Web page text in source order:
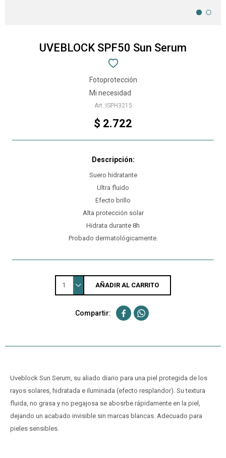
UVEBLOCK SPF50 Sun Serum
Fotoprotección
Mi necesidad
ISPH3215
$ 2.722
Suero hidratante
Ultra fluido
Efecto brillo
Alta protección solar
Hidrata durante 8h
Probado dermatológicamente.
1 AÑADIR AL CARRITO
 
Uveblock Sun Serum, su aliado diario para una piel protegida de los
rayos solares, hidratada e iluminada (efecto resplandor). Su textura
fluida, no grasa y no pegajosa se abosrbe rápidamente en la piel,
dejando un acabado invisible sin marcas blancas. Adecuado para
pieles sensibles.